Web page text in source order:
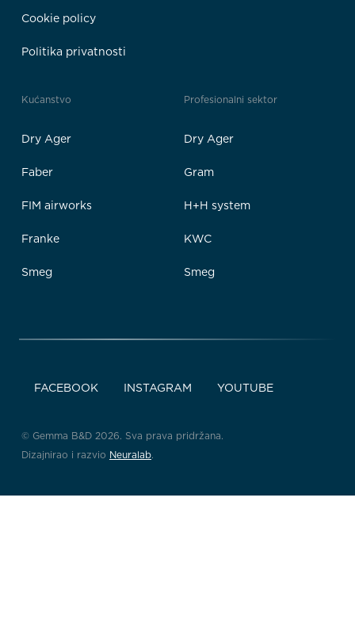
Cookie policy
Politika privatnosti
Kućanstvo
Dry Ager
Faber
FIM airworks
Franke
Smeg
Profesionalni sektor
Dry Ager
Gram
H+H system
KWC
Smeg
FACEBOOK INSTAGRAM YOUTUBE
© Gemma B&D 2026. Sva prava pridržana.
Dizajnirao i razvio Neuralab.